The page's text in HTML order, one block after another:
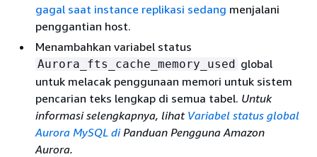
gagal saat instance replikasi sedang menjalani
penggantian host.
Menambahkan variabel status
Aurora_fts_cache_memory_used global
untuk melacak penggunaan memori untuk sistem
pencarian teks lengkap di semua tabel. Untuk
informasi selengkapnya, lihat Variabel status global
Aurora MySQL diPanduan Pengguna Amazon
Aurora.